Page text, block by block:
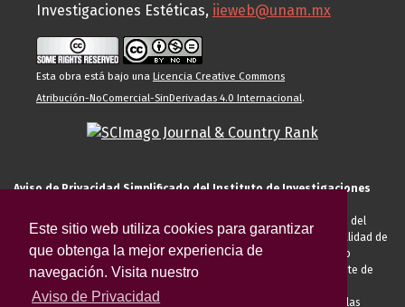
Este sitio web utiliza cookies para garantizar
que obtenga la mejor experiencia de
navegación. Visita nuestro
Aviso de Privacidad
Investigaciones Estéticas, iieweb@unam.mx
Esta obra está bajo una Licencia Creative Commons
Atribución-NoComercial-SinDerivadas 4.0 Internacional.
Aviso de Privacidad Simplificado del Instituto de Investigaciones
El Instituto de Investigaciones Estéticas de la UNAM, es responsable del
tratamiento de sus datos personales para el registro de usted en calidad de
alumno, docente, personal de la entidad académica, conferencista o
invitado externo (nacional o extranjero), visitante, proveedor o cliente de
anteriormente descritas u otras aquellas exigidas legalmente o por las